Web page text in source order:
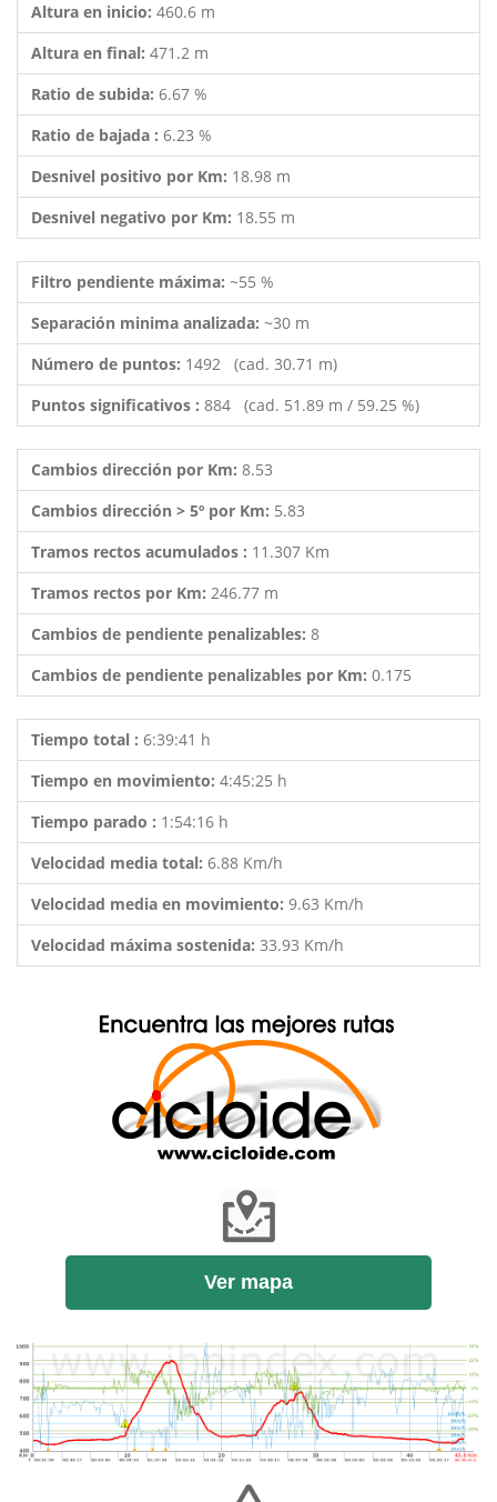
Altura en inicio: 460.6 m
Altura en final: 471.2 m
Ratio de subida: 6.67 %
Ratio de bajada : 6.23 %
Desnivel positivo por Km: 18.98 m
Desnivel negativo por Km: 18.55 m
Filtro pendiente máxima: ~55 %
Separación minima analizada: ~30 m
Número de puntos: 1492 (cad. 30.71 m)
Puntos significativos : 884 (cad. 51.89 m / 59.25 %)
Cambios dirección por Km: 8.53
Cambios dirección > 5º por Km: 5.83
Tramos rectos acumulados : 11.307 Km
Tramos rectos por Km: 246.77 m
Cambios de pendiente penalizables: 8
Cambios de pendiente penalizables por Km: 0.175
Tiempo total : 6:39:41 h
Tiempo en movimiento: 4:45:25 h
Tiempo parado : 1:54:16 h
Velocidad media total: 6.88 Km/h
Velocidad media en movimiento: 9.63 Km/h
Velocidad máxima sostenida: 33.93 Km/h
Ver mapa